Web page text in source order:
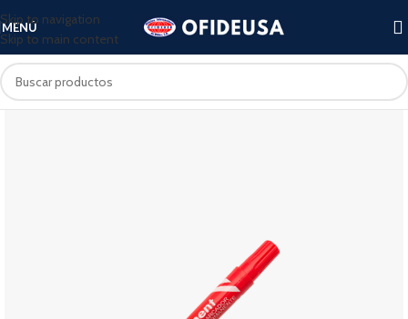
Skip to navigation
Skip to main content
MENÚ